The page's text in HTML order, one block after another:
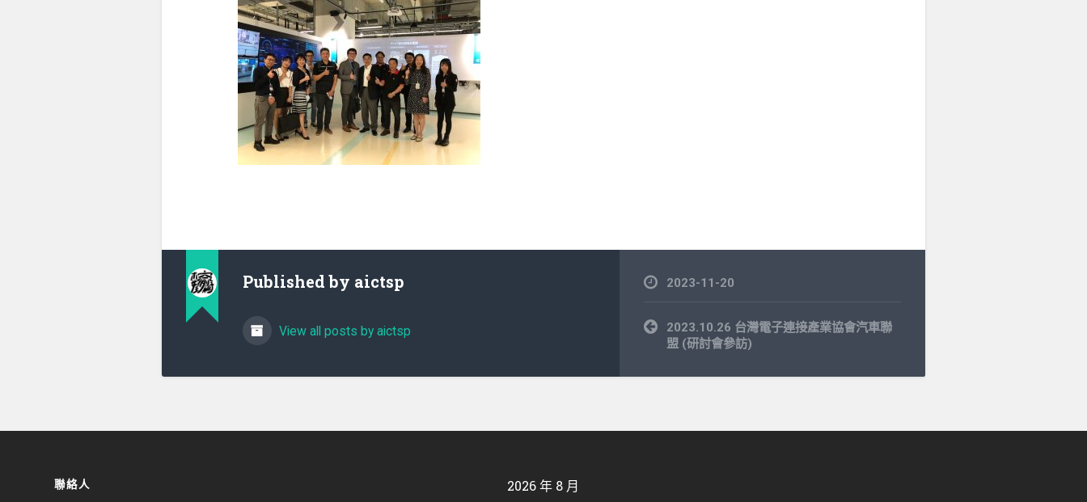
Published by aictsp
View all posts by aictsp
2023-11-20
文
章
2023.10.26 台灣電子連接產業協會汽車聯
盟 (研討會參訪)
聯絡人 2026 年 8 月